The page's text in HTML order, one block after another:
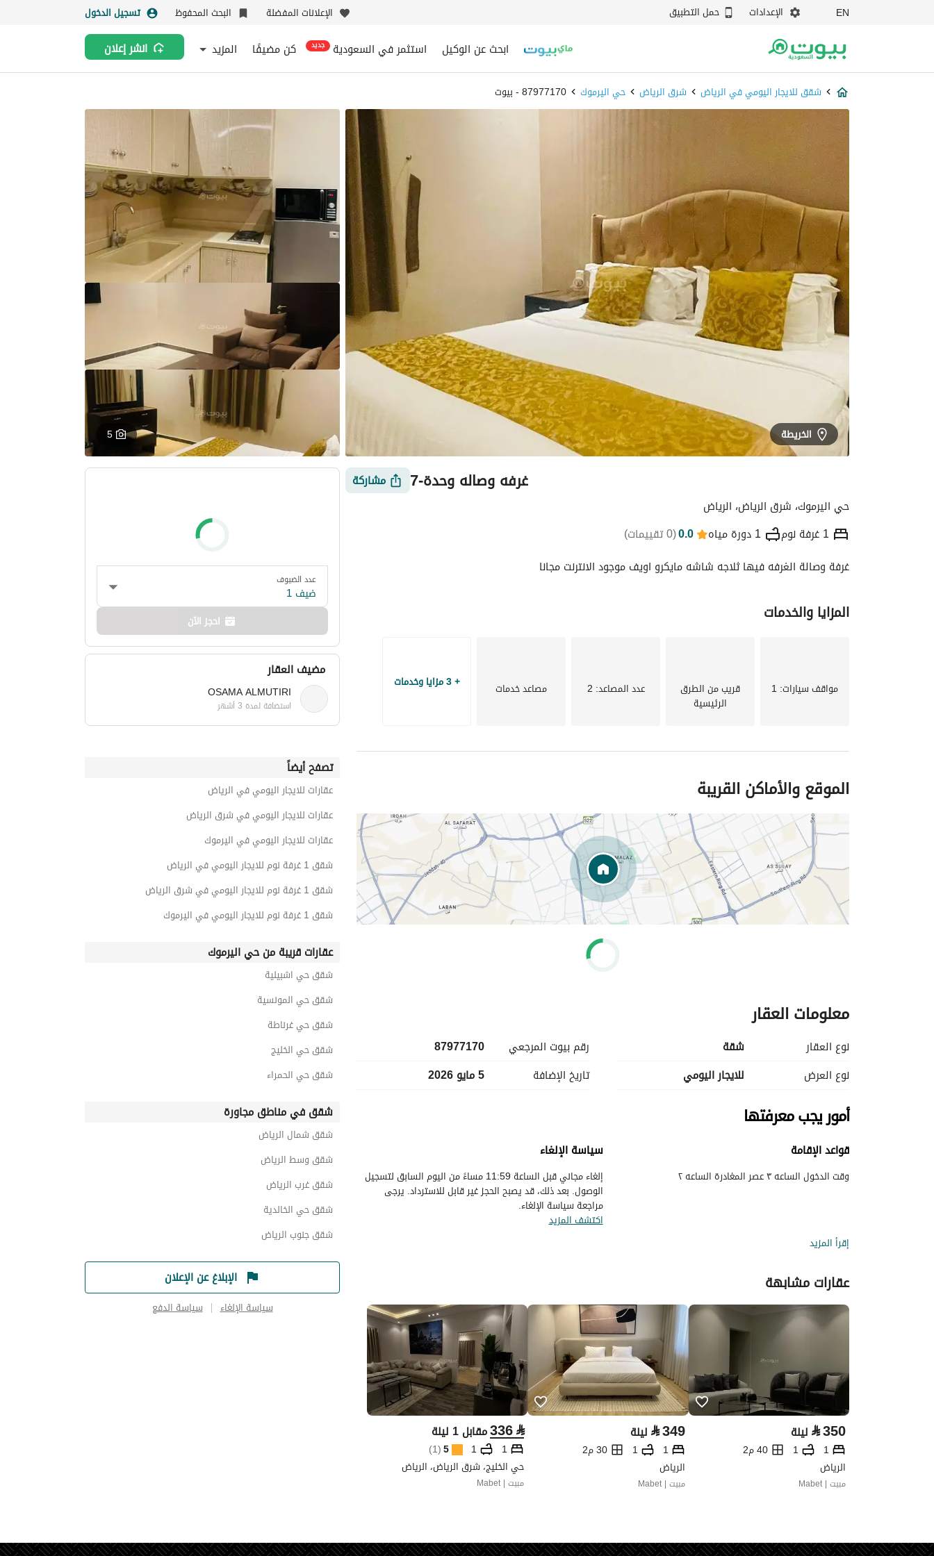
EN الإعدادات حمل التطبيق الإعلانات المفضلة البحث المحفوظ تسجيل الدخول
ابحث عن الوكيل استثمر في السعودية جديد كن مضيفًا المزيد انشر إعلان
شقق للايجار اليومي في الرياض شرق الرياض حي اليرموك 87977170 - بيوت
الخريطة 5
غرفه وصاله وحدة-7
مشاركة
حي اليرموك، شرق الرياض، الرياض
1 غرفة نوم 1 دورة مياه 0.0
(0 تقييمات )
أمور يجب معرفتها
غرفة وصالة الغرفه فيها ثلاجه شاشه مايكرو اويف موجود الانترنت مجانا
المزايا والخدمات
مواقف سيارات: 1 قريب من الطرق
الرئيسية
عدد المصاعد: 2 مصاعد خدمات + 3 مزايا وخدمات
الموقع والأماكن القريبة
معلومات العقار
نوع العقار
شقة
نوع العرض
للايجار اليومي
رقم بيوت المرجعي
87977170
تاريخ الإضافة
5 مايو 2026
أمور يجب معرفتها
قواعد الإقامة
وقت الدخول الساعه ٣ عصر المغادرة الساعه ٢
سياسة الإلغاء
إلغاء مجاني قبل الساعة 11:59 مساءً من اليوم السابق لتسجيل
الوصول. بعد ذلك، قد يصبح الحجز غير قابل للاسترداد. يرجى
مراجعة سياسة الإلغاء.
اكتشف المزيد
إقرأ المزيد
عقارات مشابهة
⃁350 ليلة
1
1
40 م2
الرياض
مبيت | Mabet
⃁349 ليلة
1
1
30 م2
الرياض
مبيت | Mabet
⃁
336مقابل 1 ليلة
1
1
5
(
1
)
حي الخليج، شرق الرياض، الرياض
مبيت | Mabet
عدد الضيوف
ضيف 1
احجز الآن
مضيف العقار
OSAMA ALMUTIRI
استضافة لمدة 3 أشهر
تصفح أيضاً
عقارات للايجار اليومي في الرياض
عقارات للايجار اليومي في شرق الرياض
عقارات للايجار اليومي في اليرموك
شقق 1 غرفة نوم للايجار اليومي في الرياض
شقق 1 غرفة نوم للايجار اليومي في شرق الرياض
شقق 1 غرفة نوم للايجار اليومي في اليرموك
عقارات قريبة من حي اليرموك
شقق حي اشبيلية
شقق حي المونسية
شقق حي غرناطة
شقق حي الخليج
شقق حي الحمراء
شقق في مناطق مجاورة
شقق شمال الرياض
شقق وسط الرياض
شقق غرب الرياض
شقق حي الخالدية
شقق جنوب الرياض
الإبلاغ عن الإعلان
سياسة الإلغاء سياسة الدفع